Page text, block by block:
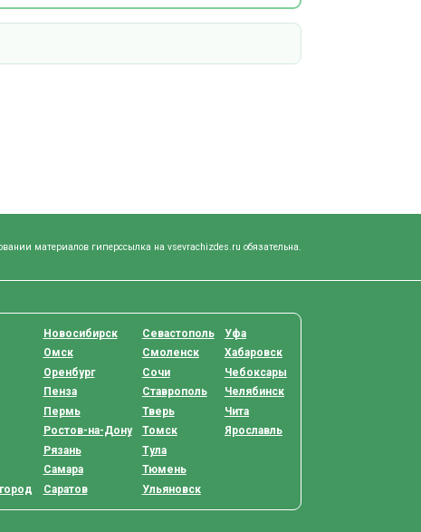
материалов гиперссылка на vsevrachizdes.ru обязательна.
Новосибирск
Омск
Оренбург
Пенза
Пермь
Ростов-на-Дону
Рязань
Самара
Саратов
Севастополь
Смоленск
Сочи
Ставрополь
Тверь
Томск
Тула
Тюмень
Ульяновск
Уфа
Хабаровск
Чебоксары
Челябинск
Чита
Ярославль